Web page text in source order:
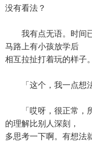
没有看法？
我有点无语。时间已
马路上有小孩放学后
相互拉扯打着玩的样子。
「这个，我一点想
「哎呀，很正常，所
的理解比别人深刻，
多思考一下啊。有想法